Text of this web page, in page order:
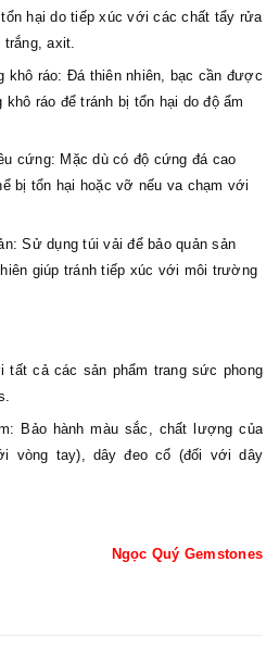
hại do tiếp xúc với các chất tẩy rửa
axit.
khô ráo: Đá thiên nhiên, bạc cần được
ráo để tránh bị tổn hại do độ ẩm
cứng: Mặc dù có độ cứng đá cao
bị tổn hại hoặc vỡ nếu va chạm với
Sử dụng túi vải để bảo quản sản
giúp tránh tiếp xúc với môi trường
tất cả các sản phẩm trang sức phong
Bảo hành màu sắc, chất lượng của
vòng tay), dây đeo cổ (đối với dây
Ngọc Quý Gemstones